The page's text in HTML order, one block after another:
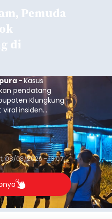
Pemuda
di
-Kasus
pendatang
Klungkung.
insiden
peristiwa serupa
asal Kabupaten
Tenggara Timur
08/08/2026 - 13:07